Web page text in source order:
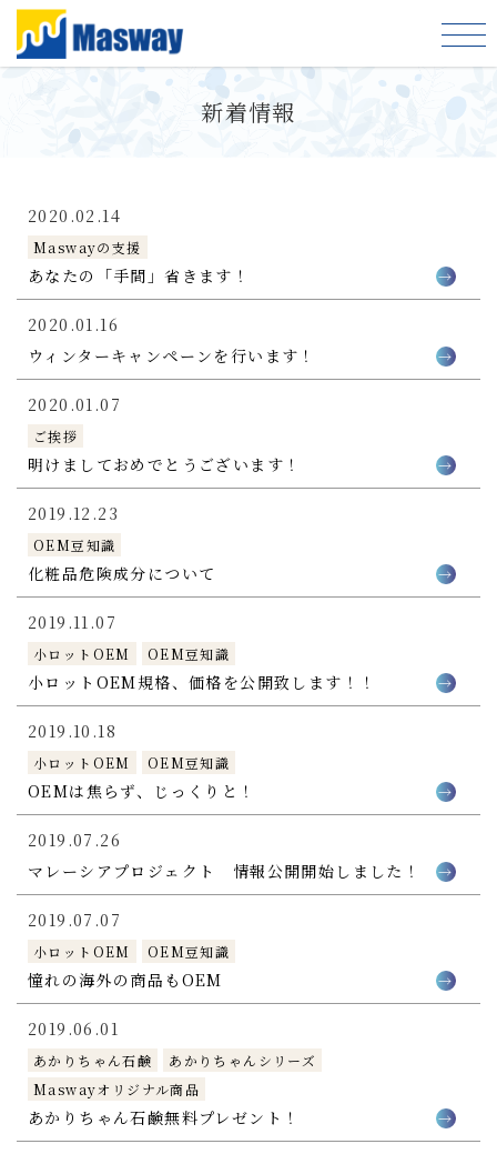
新着情報
2020.02.14
Maswayの支援
あなたの「手間」省きます！
2020.01.16
ウィンターキャンペーンを行います！
2020.01.07
ご挨拶
明けましておめでとうございます！
2019.12.23
OEM豆知識
化粧品危険成分について
2019.11.07
小ロットOEM OEM豆知識
小ロットOEM規格、価格を公開致します！！
2019.10.18
小ロットOEM OEM豆知識
OEMは焦らず、じっくりと！
2019.07.26
マレーシアプロジェクト 情報公開開始しました！
2019.07.07
小ロットOEM OEM豆知識
憧れの海外の商品もOEM
2019.06.01
あかりちゃん石鹸
あかりちゃんシリーズ
Maswayオリジナル商品
あかりちゃん石鹸無料プレゼント！